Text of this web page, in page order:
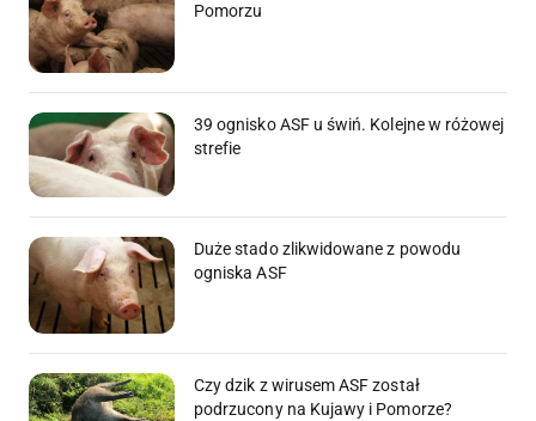
Pomorzu
39 ognisko ASF u świń. Kolejne w różowej
strefie
Duże stado zlikwidowane z powodu
ogniska ASF
Czy dzik z wirusem ASF został
podrzucony na Kujawy i Pomorze?